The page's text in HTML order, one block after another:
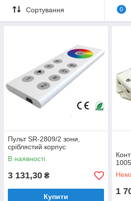
Сортування 0
Пульт SR-2809/2 зони,
сріблястий корпус
В наявності
3 131,30 ₴
Купити
1